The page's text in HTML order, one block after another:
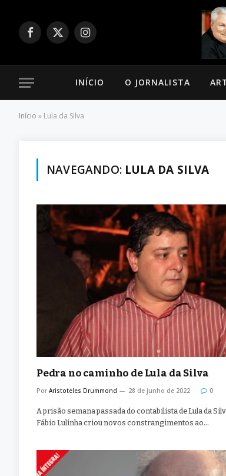
Facebook
X
Instagram
INÍCIO O JORNALISTA
Início » Lula da Silva
NAVEGANDO: LULA DA SILVA
Pedra no caminho de Lula da Silva
Por Aristoteles Drummond 28 de junho de 2022 0
A prisão semana passada do contabilista de Lula da
Fábio Lulinha criou novos constrangimentos ao…